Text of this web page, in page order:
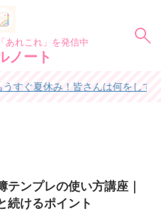
あれこれ」を発信中
ノート
ぐ夏休み！皆さんは何をして過ご
テンプレの使い方講座｜
続けるポイント